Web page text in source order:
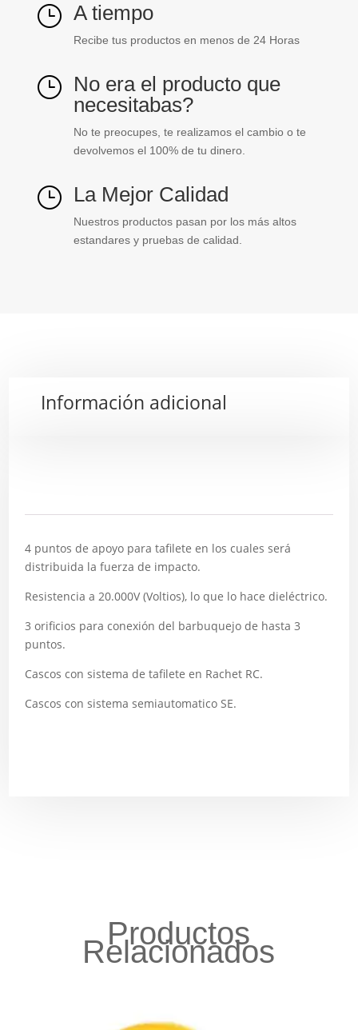
} A tiempo
Recibe tus productos en menos de 24 Horas
} No era el producto que
necesitabas?
No te preocupes, te realizamos el cambio o te
devolvemos el 100% de tu dinero.
} La Mejor Calidad
Nuestros productos pasan por los más altos
estandares y pruebas de calidad.
Información adicional
4 puntos de apoyo para tafilete en los cuales será
distribuida la fuerza de impacto.
Resistencia a 20.000V (Voltios), lo que lo hace dieléctrico.
3 orificios para conexión del barbuquejo de hasta 3
puntos.
Cascos con sistema de tafilete en Rachet RC.
Cascos con sistema semiautomatico SE.
Productos
Relacionados